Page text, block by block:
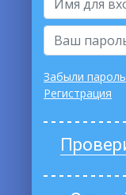
Забыли
Регистрация